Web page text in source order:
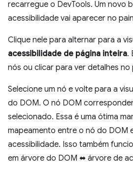
recarregue o DevTools. Um novo
acessibilidade vai aparecer no
Clique nele para alternar para a
acessibilidade de página inteira.
nós ou clicar para ver detalhes
Selecione um nó e volte para a
do DOM. O nó DOM
selecionado. Essa é uma ótima
mapeamento entre o nó do DOM
acessibilidade. Isso também
em árvore do DOM ⬌ árvore de